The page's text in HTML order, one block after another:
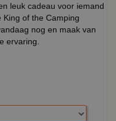
leuk cadeau voor iemand
of the Camping
nog en maak van
ervaring.